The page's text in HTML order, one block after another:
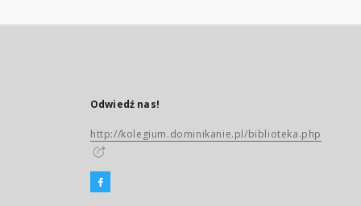
Odwiedź nas!
http://kolegium.dominikanie.pl/biblioteka.php